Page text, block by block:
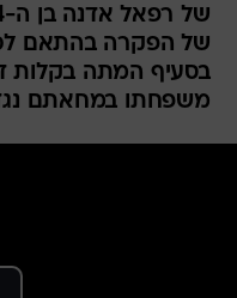
של הפקרה בהתאם
בסעיף המתה בקלות
משפחתו במחאתם